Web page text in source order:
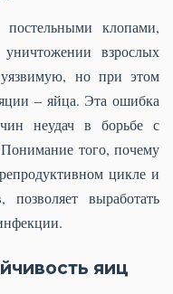
клопами,
взрослых
но при этом
– яйца. Эта ошибка
неудач в борьбе с
того, почему
цикле и
позволяет выработать
яиц